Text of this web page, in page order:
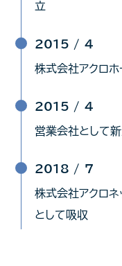
立
2015 / 4
株式会社アクロ
2015 / 4
営業会社として新
2018 / 7
株式会社アクロネ
として吸収